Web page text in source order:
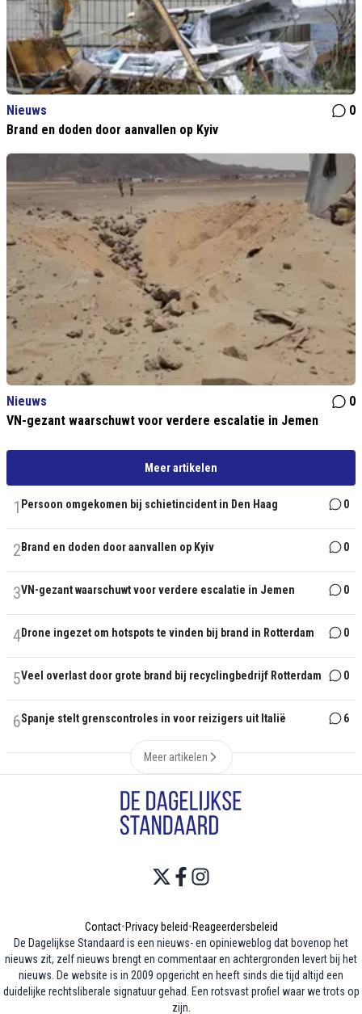
Nieuws
0
Brand en doden door aanvallen op Kyiv
Nieuws
0
VN-gezant waarschuwt voor verdere escalatie in Jemen
Meer artikelen
1 Persoon omgekomen bij schietincident in Den Haag 0
2 Brand en doden door aanvallen op Kyiv 0
3VN-gezant waarschuwt voor verdere escalatie in Jemen 0
4Drone ingezet om hotspots te vinden bij brand in Rotterdam 0
5Veel overlast door grote brand bij recyclingbedrijf Rotterdam 0
6Spanje stelt grenscontroles in voor reizigers uit Italië 6
Meer artikelen
Contact•Privacy beleid•Reageerdersbeleid
De Dagelijkse Standaard is een nieuws- en opinieweblog dat bovenop het
nieuws zit, zelf nieuws brengt en commentaar en achtergronden levert bij het
nieuws. De website is in 2009 opgericht en heeft sinds die tijd altijd een
duidelijke rechtsliberale signatuur gehad. Een rotsvast profiel waar we trots op
zijn.